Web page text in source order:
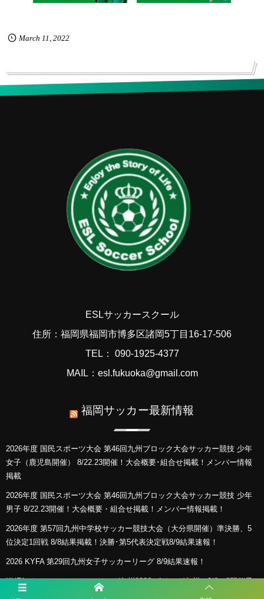
March 11 2022
ESLサッカースクール
住所：福岡県福岡市博多区諸岡5丁目16-17-506
TEL： 090-1925-4377
MAIL：esl.fukuoka@gmail.com
福岡サッカー最新情報
2026年度 国民スポーツ大会 第46回九州ブロック大会サッカー競技 少年
女子（鹿児島開催） 8/22.23開催！大会概要･組合せ掲載！メンバー情報
掲載
2026年度 国民スポーツ大会 第46回九州ブロック大会サッカー競技 少年
男子 8/22.23開催！大会概要・組合せ掲載！メンバー情報掲載！
2026年度 第57回九州中学校サッカー競技大会（大分県開催）準決勝、5
位決定1回戦 8/8結果掲載！決勝･第5代表決定戦8/9結果速報！
2026 KYFA 第29回九州女子サッカーリーグ 8/9結果速報！
KYFA インディペンデンスリーグ九州2026（Iリーグ九州）8/6～8開催予
定分は中止 8/11.12結果速報！